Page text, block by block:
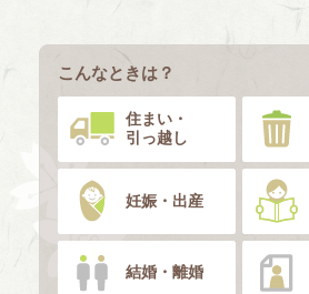
こんなときは？
住まい・
引っ越し
妊娠・出産
結婚・離婚